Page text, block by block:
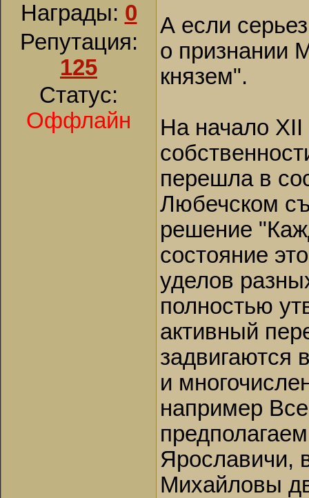
Награды: 0
Репутация:
125
Статус:
Оффлайн
А если
о признании
князем".
На начало
перешла в
Любечском
решение
состояние
уделов
полностью
активный
задвигаются
и
например
Ярославичи,
Михайловы